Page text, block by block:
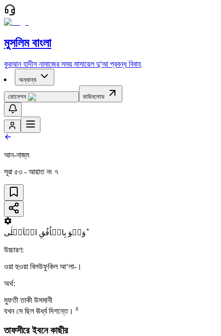
মুসলিম বাংলা
কুরআন হাদীস নামাজের সময় মাসায়েল দু'আ প্রবন্ধ বিবাহ
অন্যান্য
ডোনেশন ডাউনলোড
আন-নাজ্‌ম
সূরা ৫৩ - আয়াত নং ৭
وَہُوَ بِالۡاُفُقِ الۡاَعۡلٰی ؕ
উচ্চারণ:
ওয়া হুওয়া বিলউফুকিল আ‘লা-।
অর্থ:
মুফতী তাকী উসমানী
যখন সে ছিল ঊর্ধ্ব দিগন্তে। ৪
তাফসীরে ইবনে কাছীর